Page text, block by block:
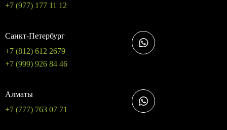
+7 (977) 177 11 12
Санкт-Петербург
+7 (812) 612 2679
+7 (999) 926 84 46
Алматы
+7 (777) 763 07 71